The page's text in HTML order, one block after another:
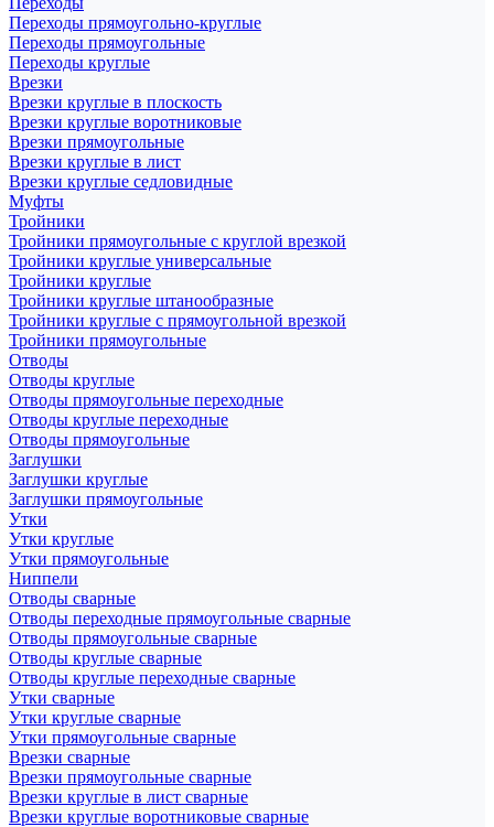
Переходы прямоугольно-круглые
Переходы прямоугольные
Переходы круглые
Врезки
Врезки круглые в плоскость
Врезки круглые воротниковые
Врезки прямоугольные
Врезки круглые в лист
Врезки круглые седловидные
Муфты
Тройники
Тройники прямоугольные с круглой врезкой
Тройники круглые универсальные
Тройники круглые
Тройники круглые штанообразные
Тройники круглые с прямоугольной врезкой
Тройники прямоугольные
Отводы
Отводы круглые
Отводы прямоугольные переходные
Отводы круглые переходные
Отводы прямоугольные
Заглушки
Заглушки круглые
Заглушки прямоугольные
Утки
Утки круглые
Утки прямоугольные
Ниппели
Отводы сварные
Отводы переходные прямоугольные сварные
Отводы прямоугольные сварные
Отводы круглые сварные
Отводы круглые переходные сварные
Утки сварные
Утки круглые сварные
Утки прямоугольные сварные
Врезки сварные
Врезки прямоугольные сварные
Врезки круглые в лист сварные
Врезки круглые воротниковые сварные